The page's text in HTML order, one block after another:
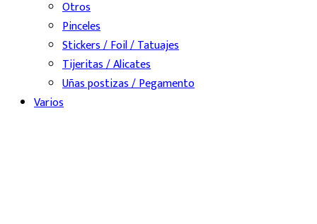
Otros
Pinceles
Stickers / Foil / Tatuajes
Tijeritas / Alicates
Uñas postizas / Pegamento
Varios